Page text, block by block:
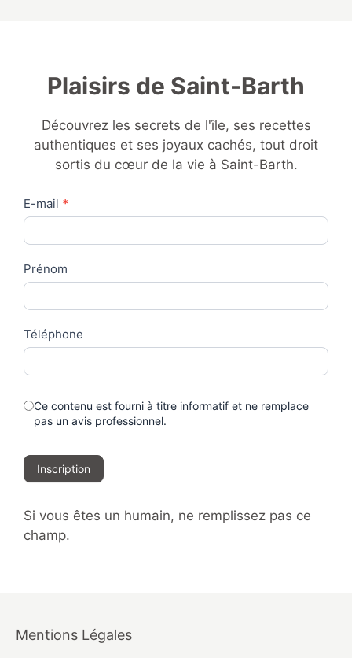
Plaisirs de Saint-Barth
Découvrez les secrets de l'île, ses recettes
authentiques et ses joyaux cachés, tout droit
sortis du cœur de la vie à Saint-Barth.
Contact
Us
E-mail *
Prénom
Téléphone
Ce contenu est fourni à titre informatif et ne remplace
pas un avis professionnel.
Inscription
Si vous êtes un humain, ne remplissez pas ce
champ.
Mentions Légales